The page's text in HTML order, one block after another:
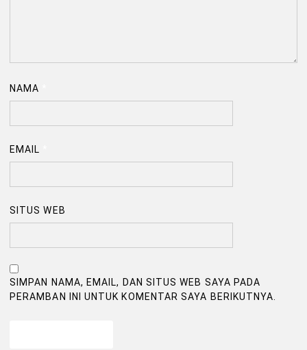
NAMA
EMAIL
SITUS WEB
SIMPAN NAMA, EMAIL, DAN SITUS WEB SAYA PADA
PERAMBAN INI UNTUK KOMENTAR SAYA BERIKUTNYA.